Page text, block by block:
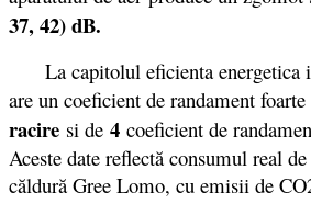
37, 42) dB.
La capitolul eficienta energetica
are un coeficient de randament
racire si de 4 coeficient de
Aceste date reflectă consumul real
căldură Gree Lomo, cu emisii de